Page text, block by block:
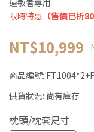
過敏者專用
限時特惠 （售價已折
NT$10,999
商品編號:
供貨狀況: 尚有庫存
枕頭/枕套尺寸